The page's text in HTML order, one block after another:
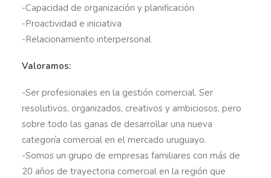
-Capacidad de organización y planificación
-Proactividad e iniciativa
-Relacionamiento interpersonal
Valoramos:
-Ser profesionales en la gestión comercial. Ser
resolutivos, organizados, creativos y ambiciosos, pero
sobre todo las ganas de desarrollar una nueva
categoría comercial en el mercado uruguayo.
-Somos un grupo de empresas familiares con más de
20 años de trayectoria comercial en la región que